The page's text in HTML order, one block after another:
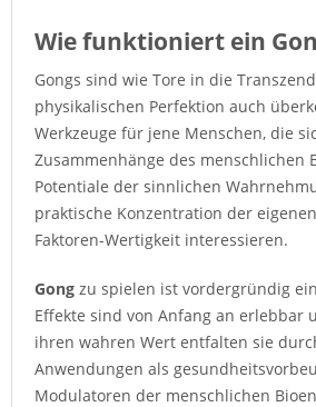
Wie funktioniert ein
Gongs sind wie Tore in die
physikalischen Perfektion auch
Werkzeuge für jene Menschen, die
Zusammenhänge des menschlichen
Potentiale der sinnlichen
praktische Konzentration der
Faktoren-Wertigkeit interessieren.
Gong zu spielen ist vordergründig
Effekte sind von Anfang an erlebbar
ihren wahren Wert entfalten sie
Anwendungen als
Modulatoren der menschlichen